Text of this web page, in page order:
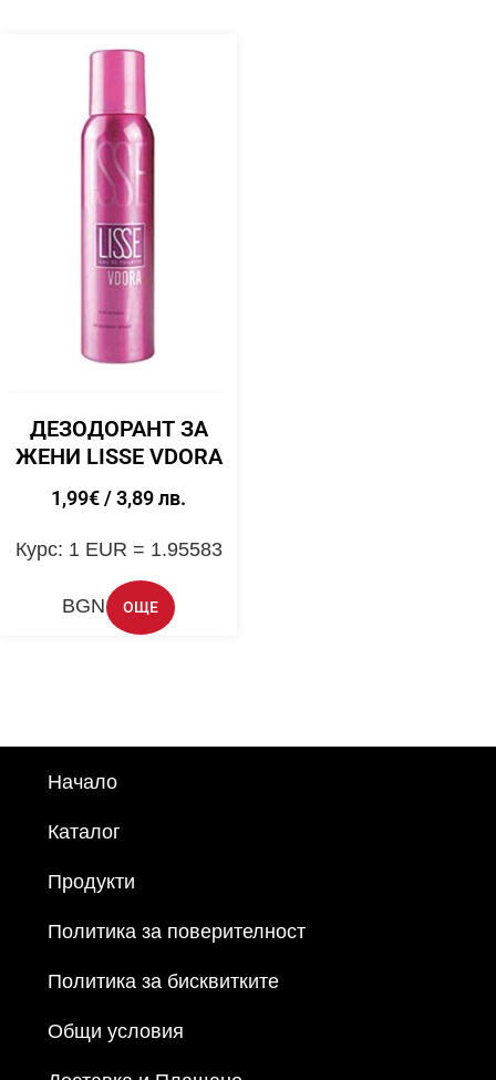
ДЕЗОДОРАНТ ЗА
ЖЕНИ LISSE VDORA
1,99€/ 3,89 лв.
Курс: 1 EUR = 1.95583
BGN ОЩЕ
Начало
Каталог
Продукти
Политика за поверителност
Политика за бисквитките
Общи условия